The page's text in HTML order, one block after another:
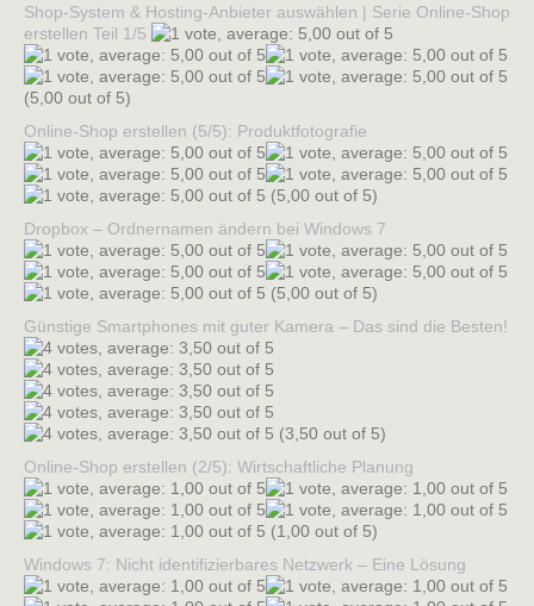
Shop-System & Hosting-Anbieter auswählen | Serie Online-Shop
erstellen Teil 1/5
(5,00 out of 5)
Online-Shop erstellen (5/5): Produktfotografie
(5,00 out of 5)
Dropbox – Ordnernamen ändern bei Windows 7
(5,00 out of 5)
Günstige Smartphones mit guter Kamera – Das sind die Besten!
(3,50 out of 5)
Online-Shop erstellen (2/5): Wirtschaftliche Planung
(1,00 out of 5)
Windows 7: Nicht identifizierbares Netzwerk – Eine Lösung